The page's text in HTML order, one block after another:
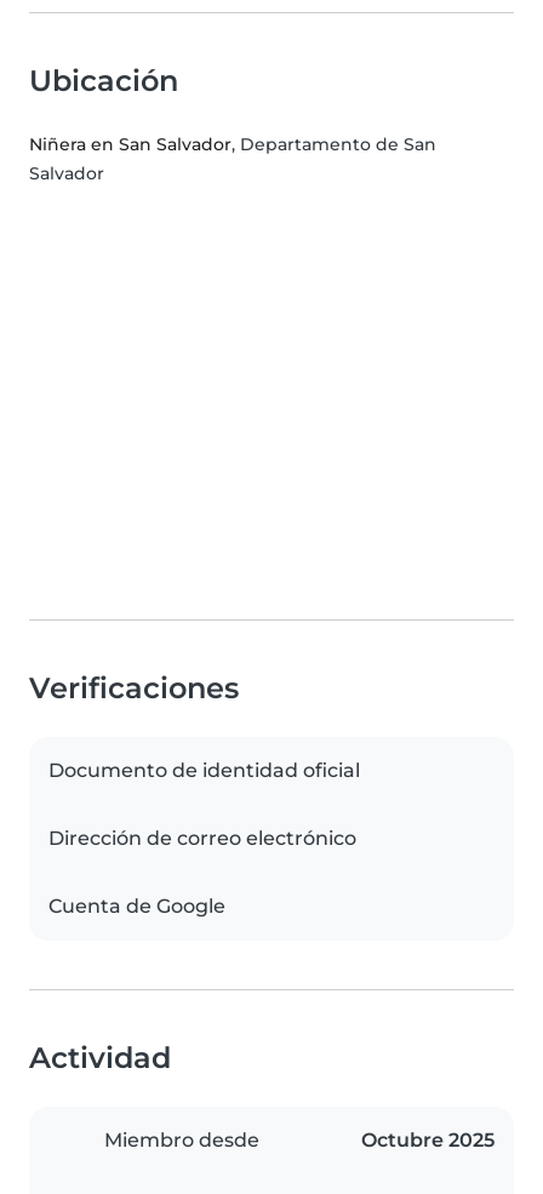
Ubicación
Niñera en San Salvador, Departamento de San
Salvador
Verificaciones
Documento de identidad oficial
Dirección de correo electrónico
Cuenta de Google
Actividad
Miembro desde Octubre 2025